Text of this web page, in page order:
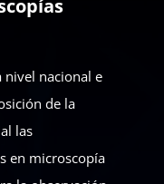
nivel nacional e
de la
las
en microscopía